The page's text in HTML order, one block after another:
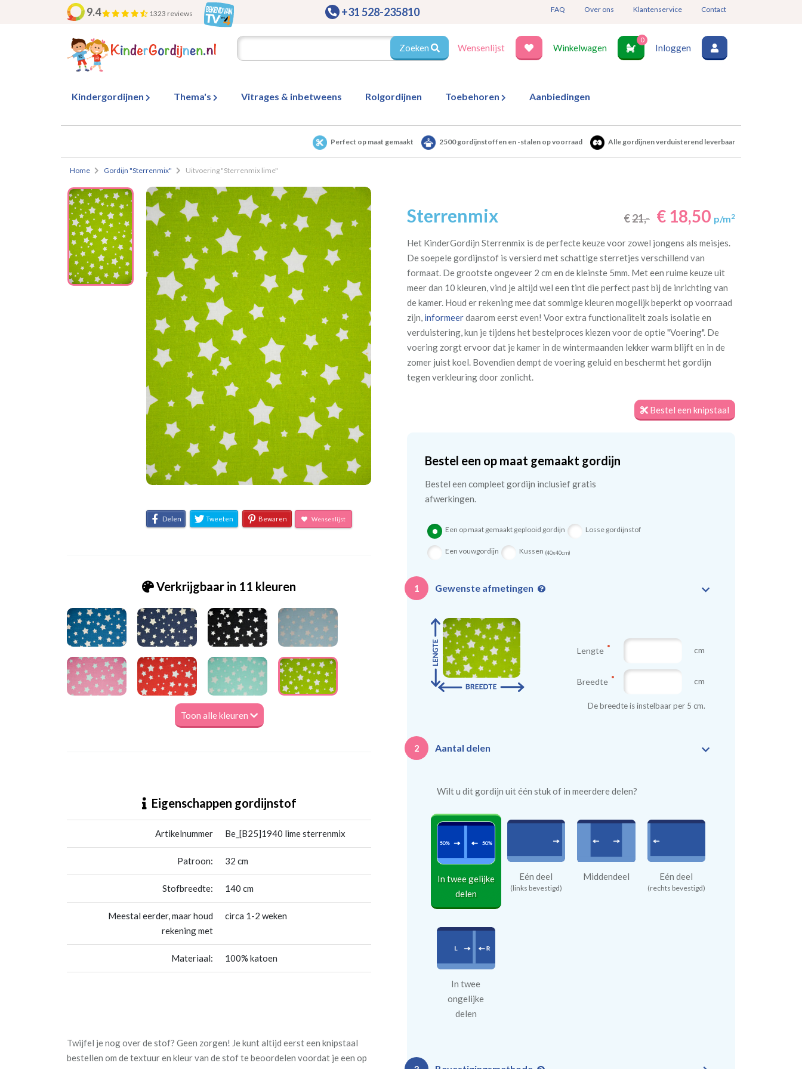
9.4 1323 reviews +31 528-235810 FAQ Over ons Klantenservice Contact
Zoeken Wensenlijst Winkelwagen
0
Inloggen
Kindergordijnen Thema's Vitrages & inbetweens Rolgordijnen Toebehoren Aanbiedingen
Perfect op maat gemaakt 2500 gordijnstoffen en -stalen op voorraad Alle gordijnen verduisterend leverbaar
Home Gordijn "Sterrenmix" Uitvoering "Sterrenmix lime"
Delen Tweeten Bewaren Wensenlijst
Verkrijgbaar in 11 kleuren
Toon alle kleuren
Eigenschappen gordijnstof
Artikelnummer Be_[B25]1940 lime sterrenmix
Patroon: 32 cm
Stofbreedte: 140 cm
Meestal eerder, maar houd
rekening met
circa 1-2 weken
Materiaal: 100% katoen
Twijfel je nog over de stof? Geen zorgen! Je kunt altijd eerst een knipstaal
bestellen om de textuur en kleur van de stof te beoordelen voordat je een op
Sterrenmix €21,- € 18,50 p/m2
Het KinderGordijn Sterrenmix is de perfecte keuze voor zowel jongens als meisjes.
De soepele gordijnstof is versierd met schattige sterretjes verschillend van
formaat. De grootste ongeveer 2 cm en de kleinste 5mm. Met een ruime keuze uit
meer dan 10 kleuren, vind je altijd wel een tint die perfect past bij de inrichting van
de kamer. Houd er rekening mee dat sommige kleuren mogelijk beperkt op voorraad
zijn, informeerdaarom eerst even! Voor extra functionaliteit zoals isolatie en
verduistering, kun je tijdens het bestelproces kiezen voor de optie "Voering". De
voering zorgt ervoor dat je kamer in de wintermaanden lekker warm blijft en in de
zomer juist koel. Bovendien dempt de voering geluid en beschermt het gordijn
tegen verkleuring door zonlicht.
Bestel een knipstaal
Bestel een op maat gemaakt gordijn
Bestel een compleet gordijn inclusief gratis
afwerkingen.
Een op maat gemaakt geplooid gordijn Losse gordijnstof
Een vouwgordijn Kussen (40x40cm)
1 Gewenste afmetingen
Lengte cm
Breedte cm
De breedte is instelbaar per 5 cm.
2 Aantal delen
Wilt u dit gordijn uit één stuk of in meerdere delen?
In twee gelijke
delen
Eén deel
(links bevestigd)
Middendeel Eén deel
(rechts bevestigd)
In twee
ongelijke
delen